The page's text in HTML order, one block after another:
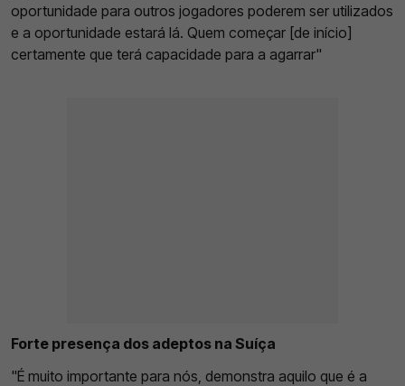
oportunidade para outros jogadores poderem ser utilizados
e a oportunidade estará lá. Quem começar [de início]
certamente que terá capacidade para a agarrar"
Forte presença dos adeptos na Suíça
"É muito importante para nós, demonstra aquilo que é a